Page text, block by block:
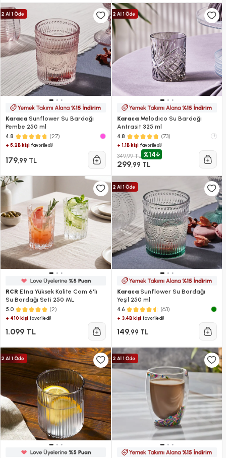
Karaca Sunflower Su Bardağı
Pembe 250 ml
4.8 (27)
+ 5.2B kişi favoriledi!
179,99 TL
KaracaMelodıco Su Bardağı
Antrasit 325 ml
4.8 (73)
+
+ 1.1B kişifavoriledi!
349,99 TL %14
299,99 TL
RCR Etna Yüksek Kalite Cam 6'lı
Su Bardağı Seti 250 ML
5.0 (2)
+ 410 kişi favoriledi!
1.099 TL
KaracaSunflower Su Bardağı
Yeşil 250 ml
4.6 (63)
+ 3.4B kişifavoriledi!
149,99 TL